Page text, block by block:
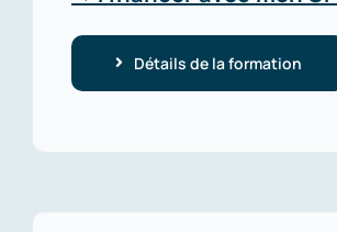
Détails de la formation